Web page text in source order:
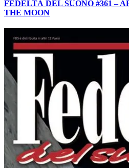
FEDELTÀ DEL SUONO #361 –
THE MOON